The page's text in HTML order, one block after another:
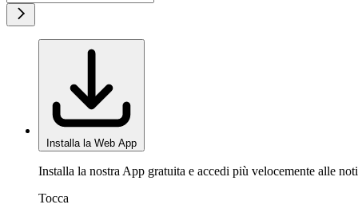
Installa la Web App
Installa la nostra App gratuita e accedi più velocemente alle
Tocca